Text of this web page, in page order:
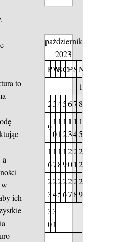
to
ich
październik
2023
PWŚCPSN
1
234567 8
9
1
0
1
1
1
2
1
3
1
4
1
5
1
6
1
7
1
8
1
9
2
0
2
1
2
2
2
3
2
4
2
5
2
6
2
7
2
8
2
9
3
0
3
1